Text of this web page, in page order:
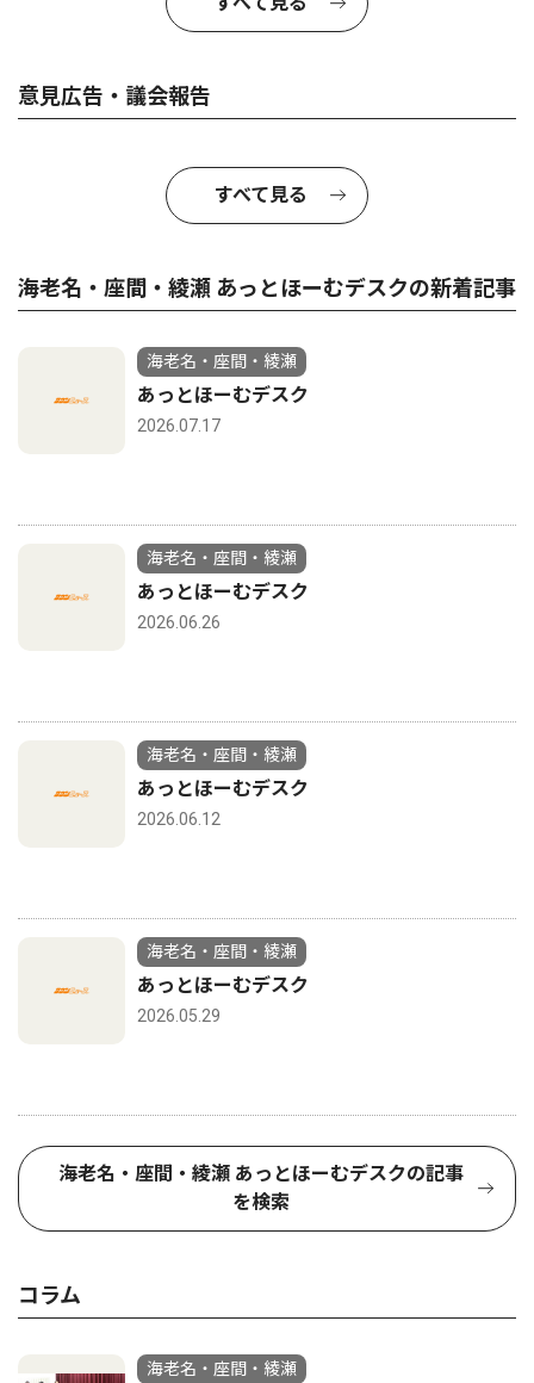
意見広告・議会報告
すべて見る
海老名・座間・綾瀬 あっとほーむデスクの新着記事
海老名・座間・綾瀬
あっとほーむデスク
2026.07.17
海老名・座間・綾瀬
あっとほーむデスク
2026.06.26
海老名・座間・綾瀬
あっとほーむデスク
2026.06.12
海老名・座間・綾瀬
あっとほーむデスク
2026.05.29
海老名・座間・綾瀬 あっとほーむデスクの記事
を検索
コラム
海老名・座間・綾瀬